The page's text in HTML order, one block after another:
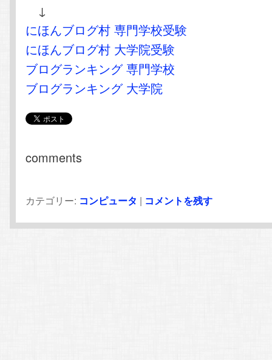
↓
にほんブログ村 専門学校受験
にほんブログ村 大学院受験
ブログランキング 専門学校
ブログランキング 大学院
comments
カテゴリー: コンピュータ | コメントを残す